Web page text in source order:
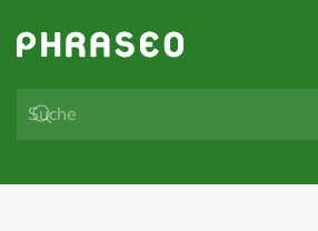
Zum Hauptinhalt springen